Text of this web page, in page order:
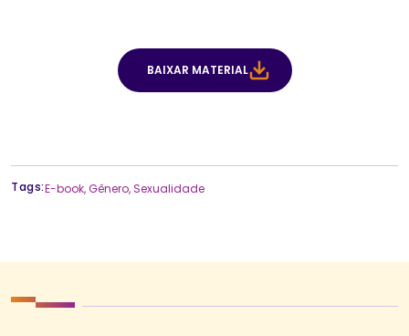
BAIXAR MATERIAL
Tags:E-book,Gênero, Sexualidade